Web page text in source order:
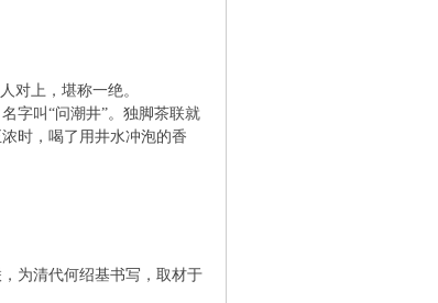
对上，堪称一绝。
字叫“问潮井”。独脚茶联就
时，喝了用井水冲泡的香
为清代何绍基书写，取材于